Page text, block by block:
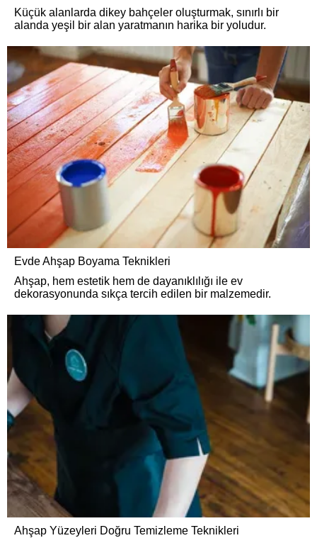
Küçük alanlarda dikey bahçeler oluşturmak, sınırlı bir
alanda yeşil bir alan yaratmanın harika bir yoludur.
Evde Ahşap Boyama Teknikleri
Ahşap, hem estetik hem de dayanıklılığı ile ev
dekorasyonunda sıkça tercih edilen bir malzemedir.
Ahşap Yüzeyleri Doğru Temizleme Teknikleri